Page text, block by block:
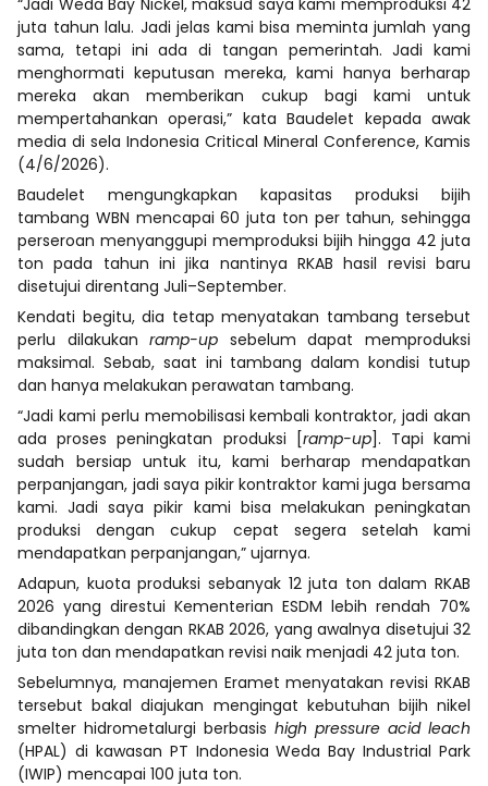
juta tahun lalu. Jadi jelas kami bisa meminta jumlah yang
sama, tetapi ini ada di tangan pemerintah. Jadi kami
menghormati keputusan mereka, kami hanya berharap
mereka akan memberikan cukup bagi kami untuk
mempertahankan operasi,” kata Baudelet kepada awak
media di sela Indonesia Critical Mineral Conference, Kamis
(4/6/2026).
Baudelet mengungkapkan kapasitas produksi bijih
tambang WBN mencapai 60 juta ton per tahun, sehingga
perseroan menyanggupi memproduksi bijih hingga 42 juta
ton pada tahun ini jika nantinya RKAB hasil revisi baru
disetujui direntang Juli–September.
Kendati begitu, dia tetap menyatakan tambang tersebut
perlu dilakukanramp-up sebelum dapat memproduksi
maksimal. Sebab, saat ini tambang dalam kondisi tutup
dan hanya melakukan perawatan tambang.
“Jadi kami perlu memobilisasi kembali kontraktor, jadi akan
ada proses peningkatan produksi [ramp-up]. Tapi kami
sudah bersiap untuk itu, kami berharap mendapatkan
perpanjangan, jadi saya pikir kontraktor kami juga bersama
kami. Jadi saya pikir kami bisa melakukan peningkatan
produksi dengan cukup cepat segera setelah kami
mendapatkan perpanjangan,” ujarnya.
Adapun, kuota produksi sebanyak 12 juta ton dalam RKAB
2026 yang direstui Kementerian ESDM lebih rendah 70%
dibandingkan dengan RKAB 2026, yang awalnya disetujui 32
juta ton dan mendapatkan revisi naik menjadi 42 juta ton.
Sebelumnya, manajemen Eramet menyatakan revisi RKAB
tersebut bakal diajukan mengingat kebutuhan bijih nikel
smelter hidrometalurgi berbasis high pressure acid leach
(HPAL) di kawasan PT Indonesia Weda Bay Industrial Park
(IWIP) mencapai 100 juta ton.